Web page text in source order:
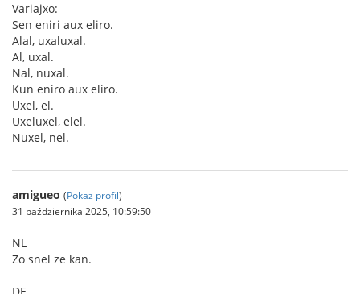
Variajxo:
Sen eniri aux eliro.
Alal, uxaluxal.
Al, uxal.
Nal, nuxal.
Kun eniro aux eliro.
Uxel, el.
Uxeluxel, elel.
Nuxel, nel.
amigueo (Pokaż profil)
31 października 2025, 10:59:50
NL
Zo snel ze kan.